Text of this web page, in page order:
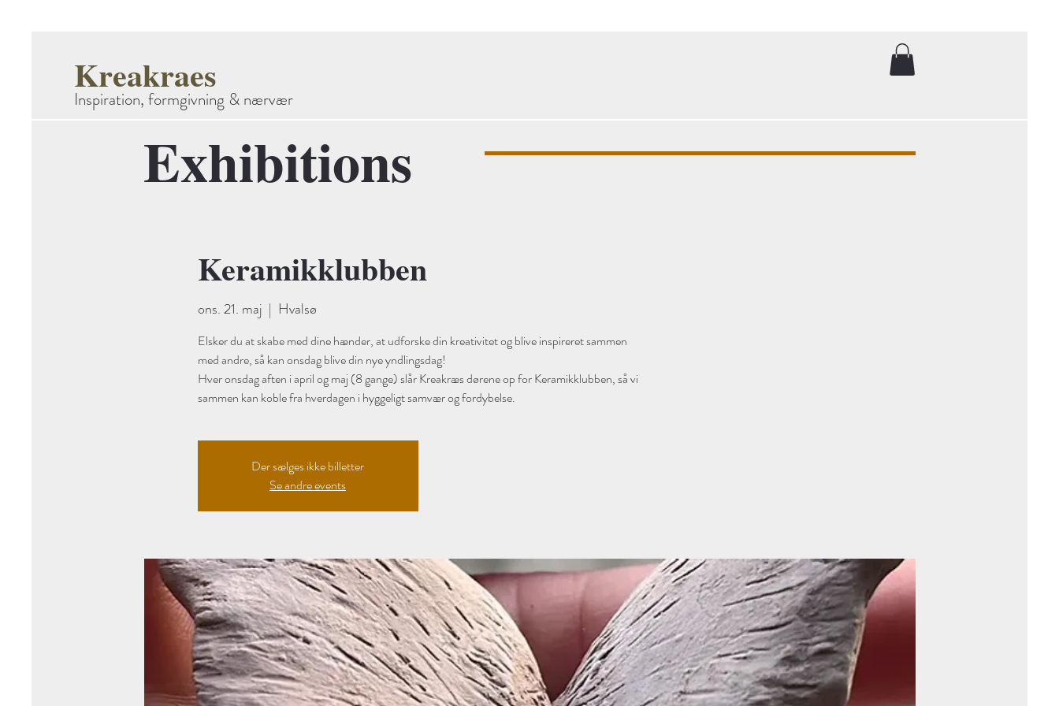
Kreakraes
Inspiration, formgivning & nærvær
Exhibitions
Keramikklubben
ons. 21. maj
  |
Hvalsø
Elsker du at skabe med dine hænder, at udforske din kreativitet og blive inspireret sammen
med andre, så kan onsdag blive din nye yndlingsdag!
Hver onsdag aften i april og maj (8 gange) slår Kreakræs dørene op for Keramikklubben, så vi
sammen kan koble fra hverdagen i hyggeligt samvær og fordybelse.
Der sælges ikke billetter
Se andre events